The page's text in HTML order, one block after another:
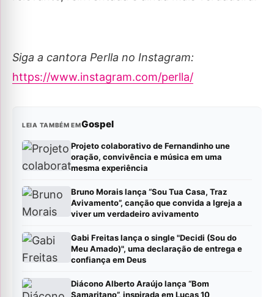
Siga a cantora Perlla no Instagram:
https://www.instagram.com/perlla/
LEIA TAMBÉM EMGospel
Projeto colaborativo de Fernandinho une
oração, convivência e música em uma
mesma experiência
Bruno Morais lança “Sou Tua Casa, Traz
Avivamento”, canção que convida a Igreja a
viver um verdadeiro avivamento
Gabi Freitas lança o single "Decidi (Sou do
Meu Amado)", uma declaração de entrega e
confiança em Deus
Diácono Alberto Araújo lança “Bom
Samaritano”, inspirada em Lucas 10